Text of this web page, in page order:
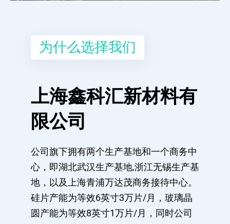
为什么选择我们
上海鑫科汇新材料有
限公司
公司旗下拥有两个生产基地和一个商务中
心，即湖北武汉生产基地,浙江无锡生产基
地，以及上海青浦万达茂商务接待中心。
硅片产能为等效6英寸3万片/月，玻璃晶
圆产能为等效8英寸1万片/月，同时公司